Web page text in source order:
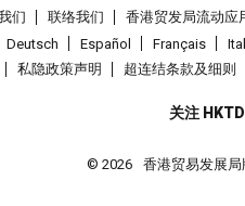
们 联络我们 香港贸发局流动应
Deutsch Español Français
私隐政策声明 超连结条款及细则
关注
© 2026 香港贸易发展局